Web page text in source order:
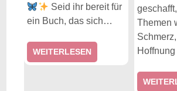
Seid ihr bereit für
ein Buch, das sich…
WEITERLESEN
Themen